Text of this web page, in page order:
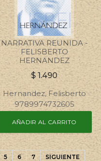
NARRATIVA REUNIDA -
FELISBERTO
HERNANDEZ
$ 1.490
Hernandez, Felisberto
9789974732605
AÑADIR AL CARRITO
5 6 7 SIGUIENTE